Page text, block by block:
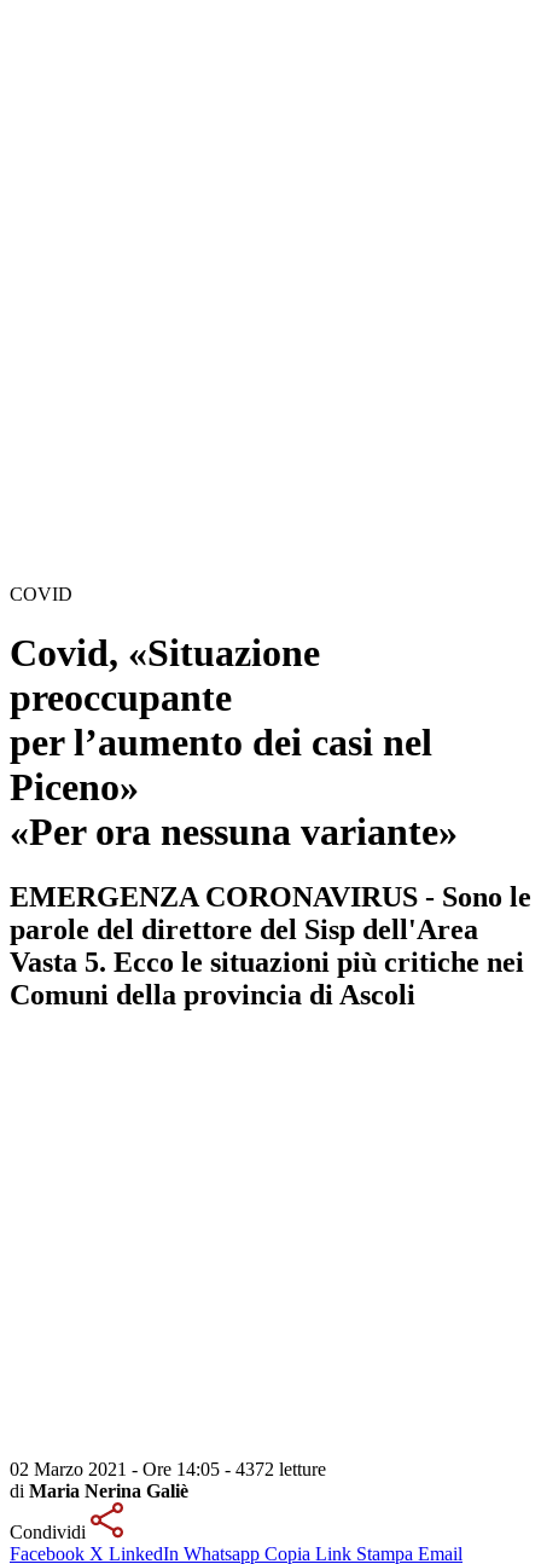
COVID
Covid, «Situazione
preoccupante
per l’aumento dei casi nel
Piceno»
«Per ora nessuna variante»
EMERGENZA CORONAVIRUS - Sono le
parole del direttore del Sisp dell'Area
Vasta 5. Ecco le situazioni più critiche nei
Comuni della provincia di Ascoli
02 Marzo 2021 - Ore 14:05 - 4372 letture
di Maria Nerina Galiè
Condividi
Facebook X LinkedIn Whatsapp Copia Link Stampa Email